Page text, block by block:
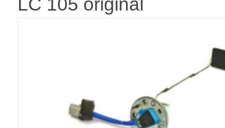
LC 105 original